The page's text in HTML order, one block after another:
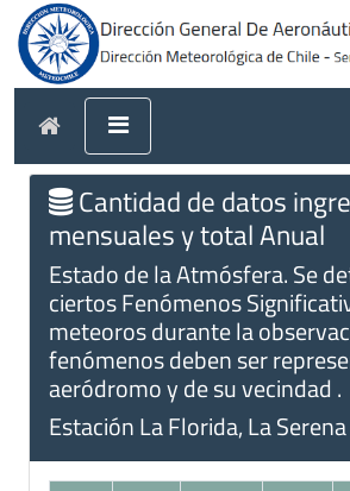
Cantidad de datos
mensuales y total Anual
Estado de la Atmósfera. Se
ciertos Fenómenos
meteoros durante la
fenómenos deben ser
aeródromo y de su vecindad .
Estación La Florida, La